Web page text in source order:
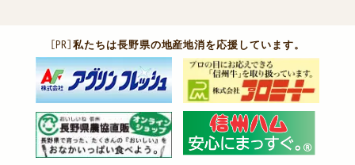
［PR］私たちは長野県の地産地消を応援しています。